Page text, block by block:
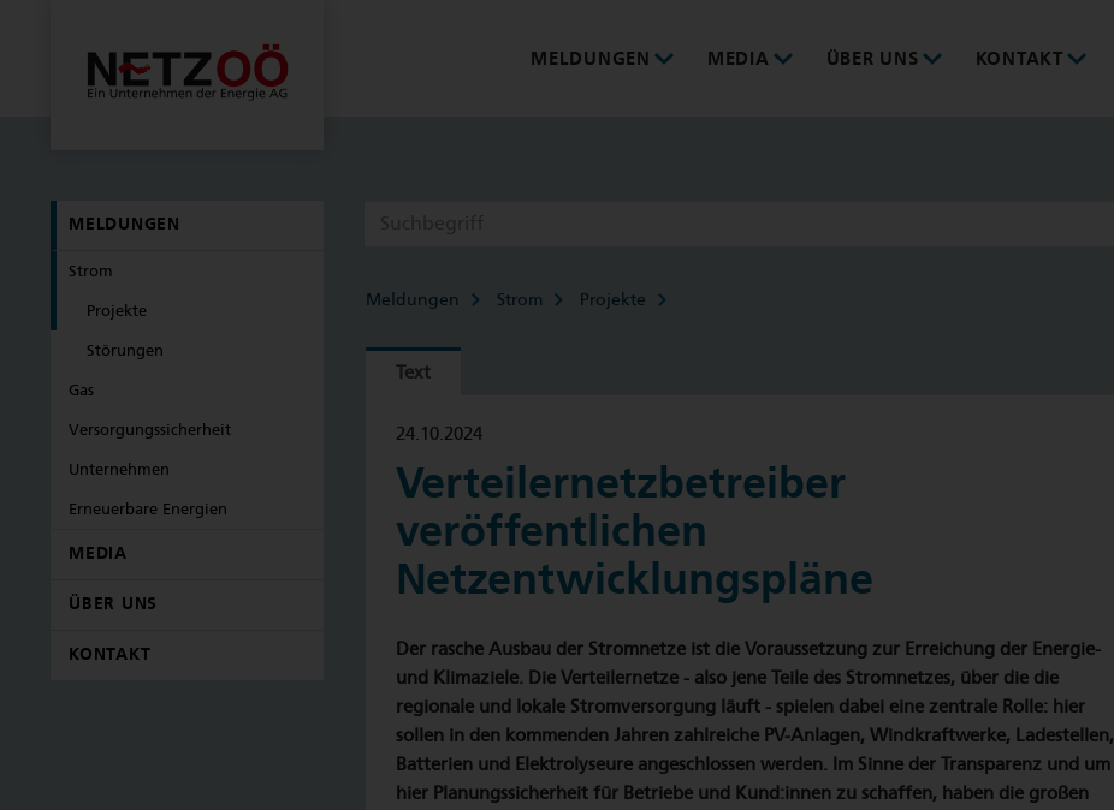
MELDUNGEN MEDIA ÜBER UNS KONTAKT
MELDUNGEN
Strom
Projekte
Störungen
Gas
Versorgungssicherheit
Unternehmen
Erneuerbare Energien
MEDIA
ÜBER UNS
KONTAKT
Meldungen Strom Projekte
Text
24.10.2024
Verteilernetzbetreiber
veröffentlichen
Netzentwicklungspläne
Der rasche Ausbau der Stromnetze ist die Voraussetzung zur Erreichung der Energie-
und Klimaziele. Die Verteilernetze - also jene Teile des Stromnetzes, über die die
regionale und lokale Stromversorgung läuft - spielen dabei eine zentrale Rolle: hier
sollen in den kommenden Jahren zahlreiche PV-Anlagen, Windkraftwerke, Ladestellen,
Batterien und Elektrolyseure angeschlossen werden. Im Sinne der Transparenz und um
hier Planungssicherheit für Betriebe und Kund:innen zu schaffen, haben die großen